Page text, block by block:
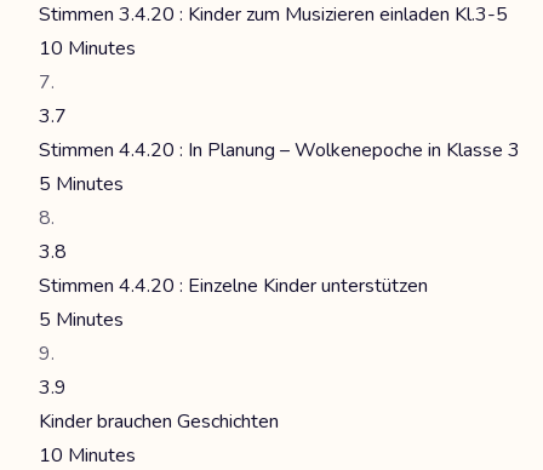
Stimmen 3.4.20 : Kinder zum Musizieren einladen Kl.3-5
10 Minutes
3.7
Stimmen 4.4.20 : In Planung – Wolkenepoche in Klasse 3
5 Minutes
3.8
Stimmen 4.4.20 : Einzelne Kinder unterstützen
5 Minutes
3.9
Kinder brauchen Geschichten
10 Minutes